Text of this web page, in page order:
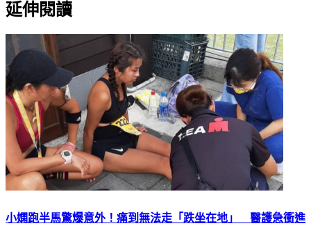
延伸閱讀
小嫻跑半馬驚爆意外！痛到無法走「跌坐在地」 醫護急衝進